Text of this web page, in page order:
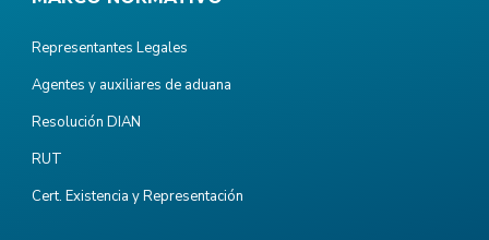
Representantes Legales
Agentes y auxiliares de aduana
Resolución DIAN
RUT
Cert. Existencia y Representación